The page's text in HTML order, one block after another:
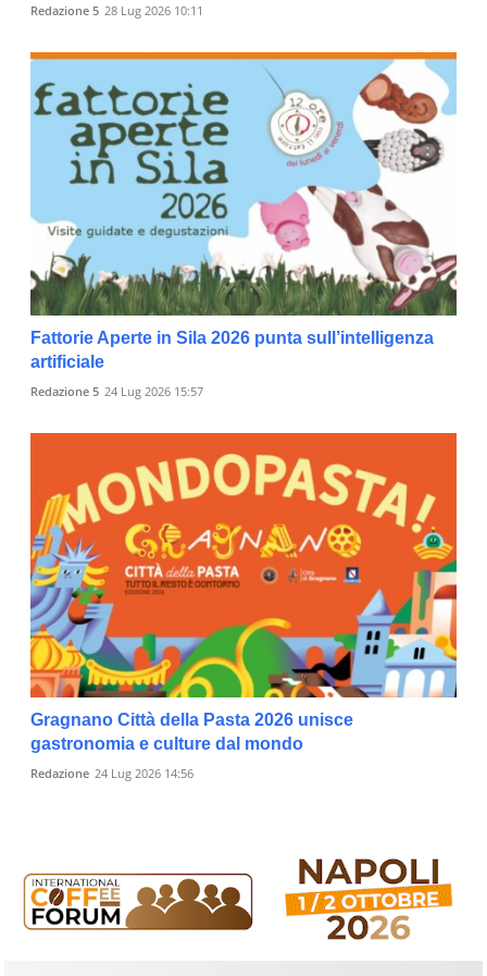
Redazione 5 28 Lug 2026 10:11
Fattorie Aperte in Sila 2026 punta sull’intelligenza
artificiale
Redazione 5 24 Lug 2026 15:57
Gragnano Città della Pasta 2026 unisce
gastronomia e culture dal mondo
Redazione 24 Lug 2026 14:56